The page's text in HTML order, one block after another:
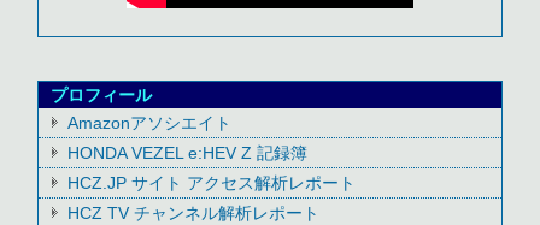
プロフィール
Amazonアソシエイト
HONDA VEZEL e:HEV Z 記録簿
HCZ.JP サイト アクセス解析レポート
HCZ TV チャンネル解析レポート